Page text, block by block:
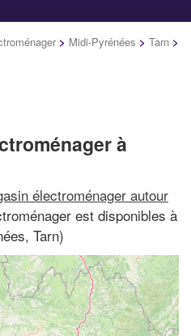
> Midi-Pyrénées > Tarn >
à
électroménager autour
est disponibles à
Tarn)